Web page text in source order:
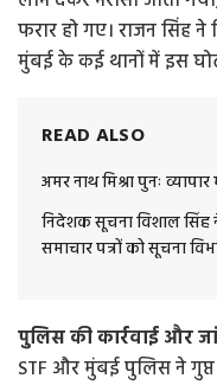
फरार हो गए। राजन सिंह
मुंबई के कई थानों में इस
READ ALSO
अमर नाथ मिश्रा पुनः
निदेशक सूचना विशाल सिंह
समाचार पत्रों को सूचना
पुलिस की कार्रवाई और
STF और मुंबई पुलिस ने